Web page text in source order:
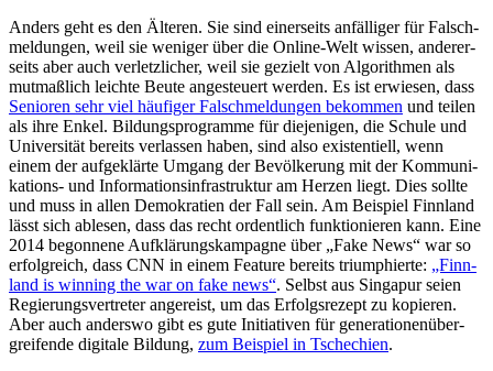
Anders geht es den Älteren. Sie sind einer­seits anfäl­li­ger für Falsch­
mel­dun­gen, weil sie weniger über die Online-Welt wissen, ande­rer­
seits aber auch ver­letz­li­cher, weil sie gezielt von Algo­rith­men als
mut­maß­lich leichte Beute ange­steu­ert werden. Es ist erwie­sen, dass
Senio­ren sehr viel häu­fi­ger Falsch­mel­dun­gen bekom­men und teilen
als ihre Enkel. Bil­dungs­pro­gramme für die­je­ni­gen, die Schule und
Uni­ver­si­tät bereits ver­las­sen haben, sind also exis­ten­ti­ell, wenn
einem der auf­ge­klärte Umgang der Bevöl­ke­rung mit der Kom­mu­ni­
ka­ti­ons- und Infor­ma­ti­ons­in­fra­struk­tur am Herzen liegt. Dies sollte
und muss in allen Demo­kra­tien der Fall sein. Am Bei­spiel Finn­land
lässt sich ablesen, dass das recht ordent­lich funk­tio­nie­ren kann. Eine
2014 begon­nene Auf­klä­rungs­kam­pa­gne über „Fake News“ war so
erfolg­reich, dass CNN in einem Feature bereits tri­um­phierte: „Finn­
land is winning the war on fake news“. Selbst aus Sin­ga­pur seien
Regie­rungs­ver­tre­ter ange­reist, um das Erfolgs­re­zept zu kopie­ren.
Aber auch anderswo gibt es gute Initia­ti­ven für genera­tio­nen­über­
grei­fende digi­tale Bildung, zum Bei­spiel in Tsche­chien.